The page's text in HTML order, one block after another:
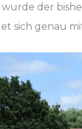
der
sich genau